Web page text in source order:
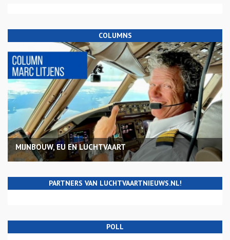
COLUMNS
MIJNBOUW, EU EN LUCHTVAART
PARTNERS VAN LUCHTVAARTNIEUWS.NL!
POLL